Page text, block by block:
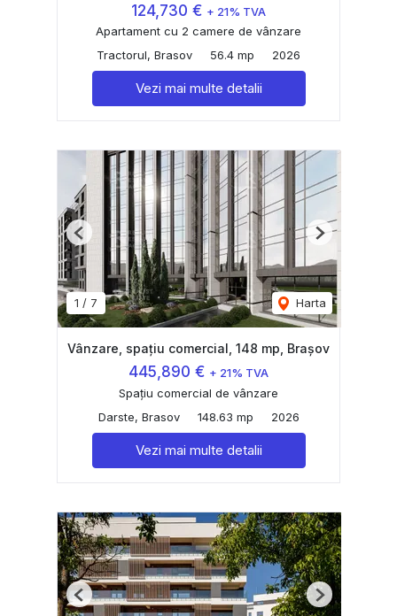
124,730 € + 21% TVA
Apartament cu 2 camere de vânzare
Tractorul, Brasov
56.4 mp 2026
Vezi mai multe detalii
1 / 7 Harta
Previous Next
Vânzare, spațiu comercial, 148 mp, Brașov
445,890 € + 21% TVA
Spațiu comercial de vânzare
Darste, Brasov
148.63 mp 2026
Vezi mai multe detalii
Previous Next